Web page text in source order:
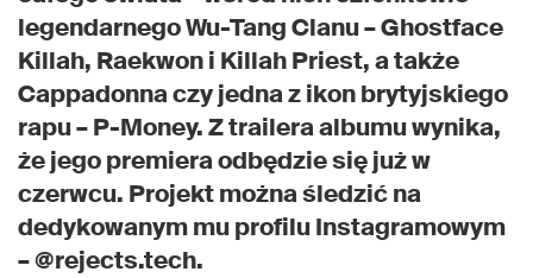
legendarnego Wu-Tang Clanu – Ghostface
Killah, Raekwon i Killah Priest, a także
Cappadonna czy jedna z ikon brytyjskiego
rapu – P-Money. Z trailera albumu wynika,
że jego premiera odbędzie się już w
czerwcu. Projekt można śledzić na
dedykowanym mu profilu Instagramowym
– @rejects.tech.